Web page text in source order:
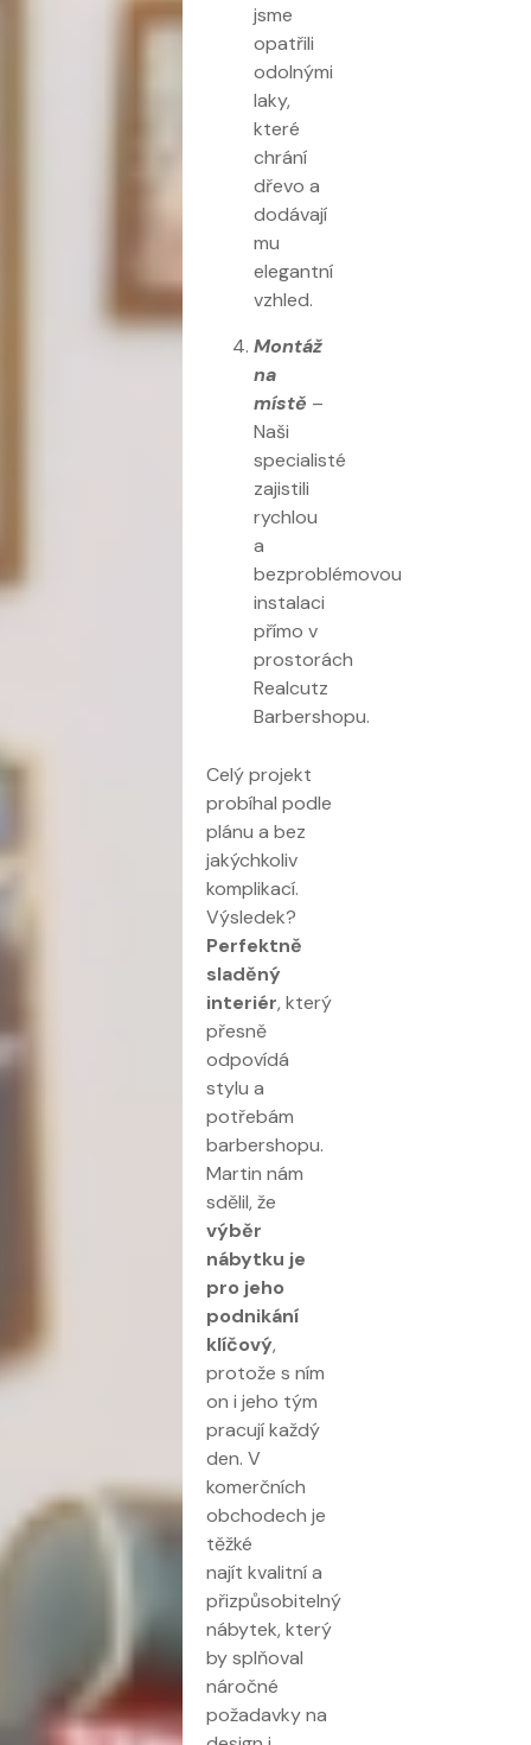
jsme
opatřili
odolnými
laky,
které
chrání
dřevo a
dodávají
mu
elegantní
vzhled.
Montáž
na
místě –
Naši
specialisté
zajistili
rychlou
a
bezproblémovou
instalaci
přímo v
prostorách
Realcutz
Barbershopu.
Celý projekt
probíhal podle
plánu a bez
jakýchkoliv
komplikací.
Výsledek?
Perfektně
sladěný
interiér, který
přesně
odpovídá
stylu a
potřebám
barbershopu.
Martin nám
sdělil, že
výběr
nábytku je
pro jeho
podnikání
klíčový,
protože s ním
on i jeho tým
pracují každý
den. V
komerčních
obchodech je
těžké
najít kvalitní a
přizpůsobitelný
nábytek, který
by splňoval
náročné
požadavky na